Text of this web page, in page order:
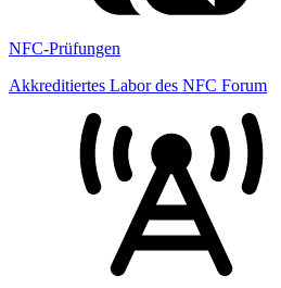
NFC-Prüfungen
Akkreditiertes Labor des NFC Forum